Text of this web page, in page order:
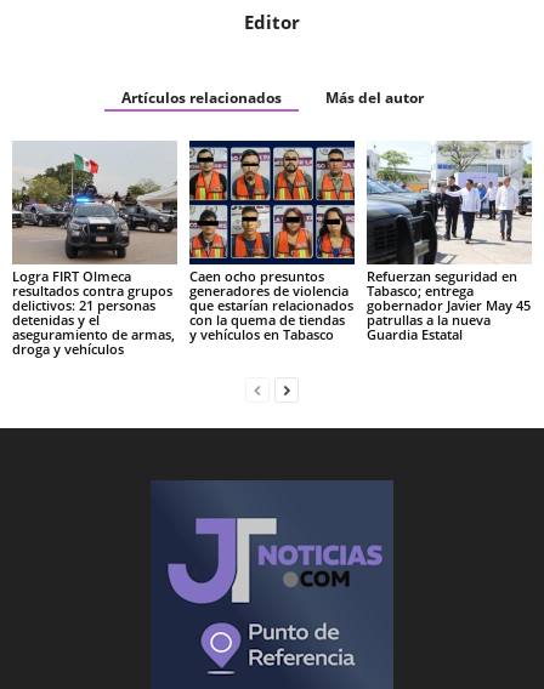
Editor
Artículos relacionados Más del autor
Logra FIRT Olmeca
resultados contra grupos
delictivos: 21 personas
detenidas y el
aseguramiento de armas,
droga y vehículos
Caen ocho presuntos
generadores de violencia
que estarían relacionados
con la quema de tiendas
y vehículos en Tabasco
Refuerzan seguridad en
Tabasco; entrega
gobernador Javier May 45
patrullas a la nueva
Guardia Estatal